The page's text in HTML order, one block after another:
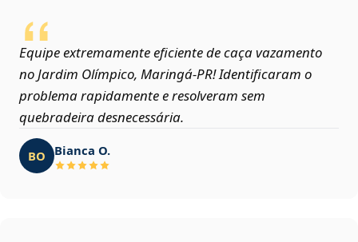
Equipe extremamente eficiente de caça vazamento
no Jardim Olímpico, Maringá‑PR! Identificaram o
problema rapidamente e resolveram sem
quebradeira desnecessária.
BO Bianca O.